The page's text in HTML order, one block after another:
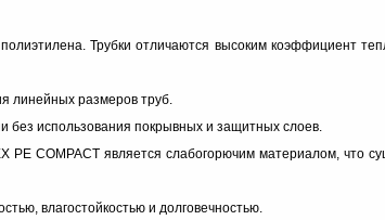
Трубки отличаются высоким коэффициент
линейных размеров труб.
использования покрывных и защитных слоев.
PE COMPACT является слабогорючим материалом, что
влагостойкостью и долговечностью.